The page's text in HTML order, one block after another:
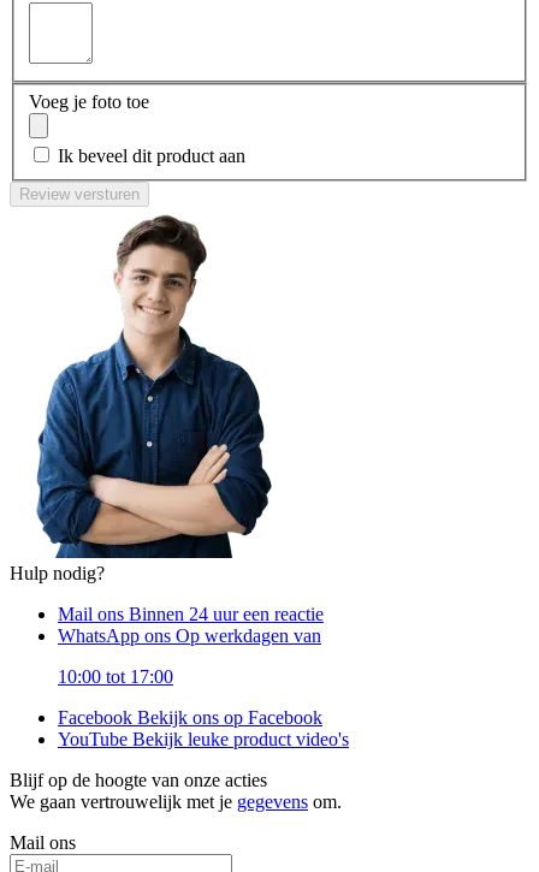
Voeg je foto toe
Ik beveel dit product aan
Review versturen
Hulp nodig?
Mail ons Binnen 24 uur een reactie
WhatsApp ons Op werkdagen van
10:00 tot 17:00
Facebook Bekijk ons op Facebook
YouTube Bekijk leuke product video's
Blijf op de hoogte van onze acties
We gaan vertrouwelijk met je gegevens om.
Mail ons